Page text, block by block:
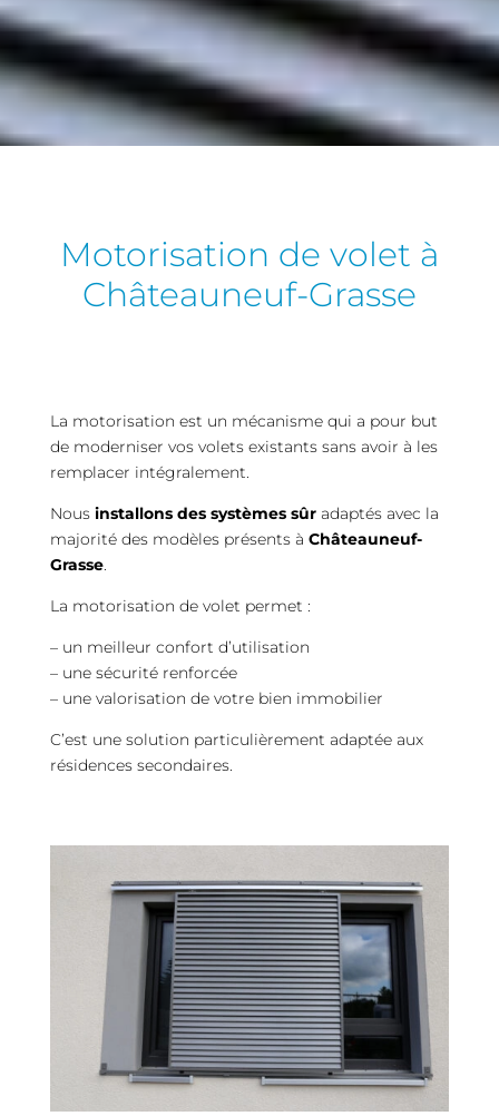
Motorisation de volet à
Châteauneuf-Grasse
La motorisation est un mécanisme qui a pour but
de moderniser vos volets existants sans avoir à les
remplacer intégralement.
Nous installons des systèmes sûradaptés avec la
majorité des modèles présents à Châteauneuf-
Grasse.
La motorisation de volet permet :
– un meilleur confort d’utilisation
– une sécurité renforcée
– une valorisation de votre bien immobilier
C’est une solution particulièrement adaptée aux
résidences secondaires.